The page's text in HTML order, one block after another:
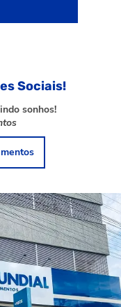
Sociais!
sonhos!